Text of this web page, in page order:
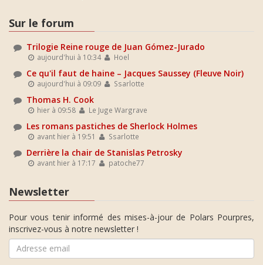
Sur le forum
Trilogie Reine rouge de Juan Gómez-Jurado
aujourd'hui à 10:34 Hoel
Ce qu'il faut de haine – Jacques Saussey (Fleuve Noir)
aujourd'hui à 09:09 Ssarlotte
Thomas H. Cook
hier à 09:58 Le Juge Wargrave
Les romans pastiches de Sherlock Holmes
avant hier à 19:51 Ssarlotte
Derrière la chair de Stanislas Petrosky
avant hier à 17:17 patoche77
Newsletter
Pour vous tenir informé des mises-à-jour de Polars Pourpres,
inscrivez-vous à notre newsletter !